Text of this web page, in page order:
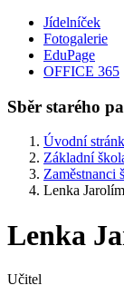
Jídelníček
Fotogalerie
EduPage
OFFICE 365
Sběr starého
Úvodní
Základní
Zaměstnanci
Lenka
Lenka
Učitel